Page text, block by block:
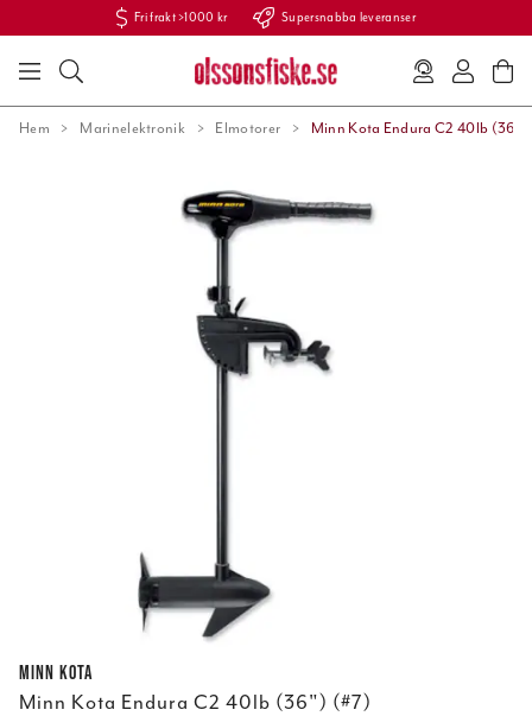
Fri frakt >1000 kr Supersnabba leveranser
Hem Marinelektronik Elmotorer Minn Kota Endura C2 40lb (36")
Minn Kota
Minn Kota Endura C2 40lb (36") (#7)